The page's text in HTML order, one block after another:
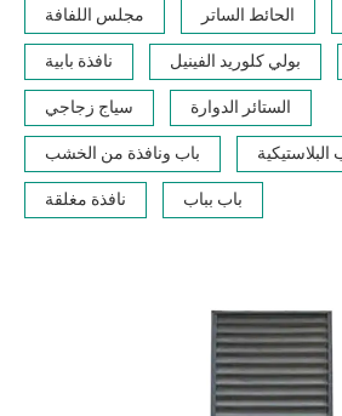
مجلس اللفافة الحائط الساتر
نافذة بابية بولي كلوريد الفينيل
سياج زجاجي الستائر الدوارة
باب ونافذة من الخشب البلاستيكية
نافذة مغلقة باب بباب